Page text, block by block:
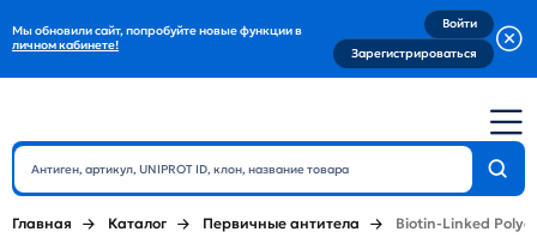
Мы обновили сайт, попробуйте новые функции в
личном кабинете!
Войти
Зарегистрироваться
Главная Каталог Первичные антитела Biotin-Linked